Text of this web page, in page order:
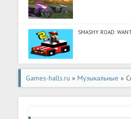
SMASHY ROAD:
Games-halls.ru »Музыкальные »
Digital Rap Night Battles (Мьюзик